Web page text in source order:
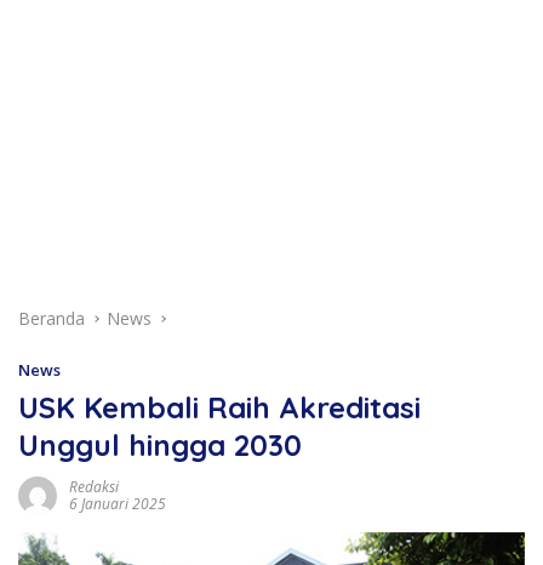
Beranda News
News
USK Kembali Raih Akreditasi
Unggul hingga 2030
Redaksi
6 Januari 2025